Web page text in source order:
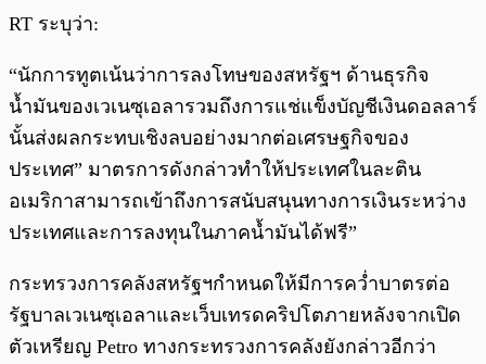
RT ระบุว่า:
“นักการทูตเน้นว่าการลงโทษของสหรัฐฯ ด้านธุรกิจ
น้ำมันของเวเนซุเอลารวมถึงการแช่แข็งบัญชีเงินดอลลาร์
นั้นส่งผลกระทบเชิงลบอย่างมากต่อเศรษฐกิจของ
ประเทศ” มาตรการดังกล่าวทำให้ประเทศในละติน
อเมริกาสามารถเข้าถึงการสนับสนุนทางการเงินระหว่าง
ประเทศและการลงทุนในภาคน้ำมันได้ฟรี”
กระทรวงการคลังสหรัฐฯกำหนดให้มีการคว่ำบาตรต่อ
รัฐบาลเวเนซุเอลาและเว็บเทรดคริปโตภายหลังจากเปิด
ตัวเหรียญ Petro ทางกระทรวงการคลังยังกล่าวอีกว่า